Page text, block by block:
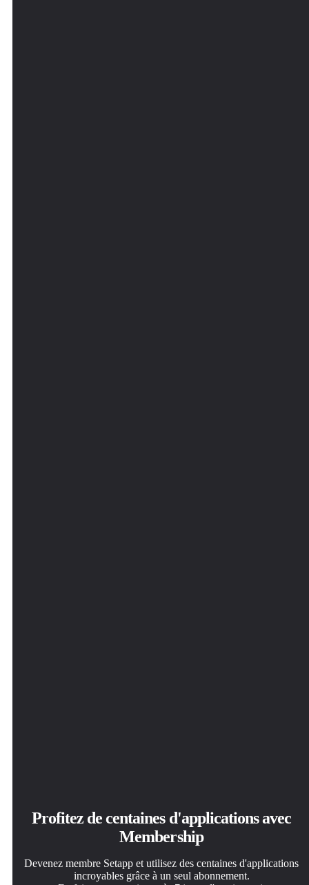
Profitez de centaines d'applications avec
Membership
Devenez membre Setapp et utilisez des centaines d'applications
incroyables grâce à un seul abonnement.